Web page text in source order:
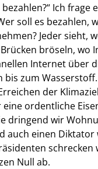
Ich frage
soll es bezahlen,
Jeder sieht,
bröseln, wo
Internet über
bis zum
der
ordentliche
dringend wir
auch einen Diktator
Null ab.